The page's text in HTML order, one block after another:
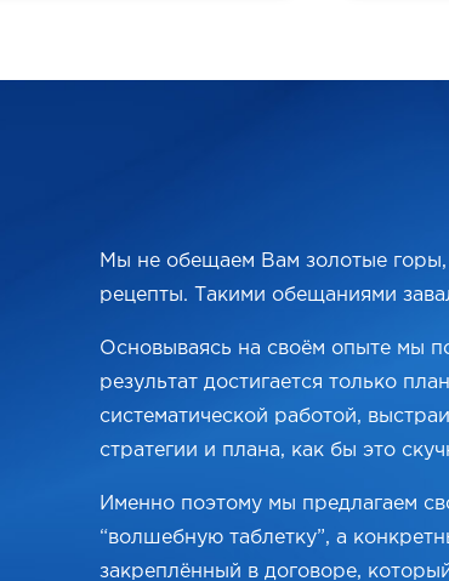
Мы не обещаем Вам золотые горы,
рецепты. Такими обещаниями
Основываясь на своём опыте мы
результат достигается только
систематической работой,
стратегии и плана, как бы это
Именно поэтому мы предлагаем
“волшебную таблетку”, а
закреплённый в договоре,